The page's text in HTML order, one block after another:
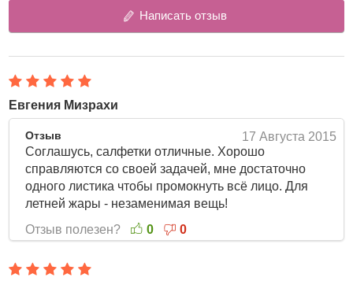
Еще одно уникальное свойство салфеток –
возможность использовать их как на лице без
Способ применения:Приложить салфетку к участкам
жирной кожи, промокнуть, но не вытирать.
Количество: 150 шт.
Написать отзыв
Евгения Мизрахи
17 Августа 2015
Отзыв
Соглашусь, салфетки отличные. Хорошо
справляются со своей задачей, мне достаточно
одного листика чтобы промокнуть всё лицо. Для
летней жары - незаменимая вещь!
Отзыв полезен?
0 0